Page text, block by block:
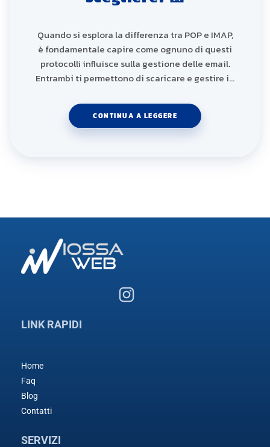
Quando si esplora la differenza tra POP e IMAP,
è fondamentale capire come ognuno di questi
protocolli influisce sulla gestione delle email.
Entrambi ti permettono di scaricare e gestire i…
CONTINUA A LEGGERE
LINK RAPIDI
Home
Faq
Blog
Contatti
SERVIZI